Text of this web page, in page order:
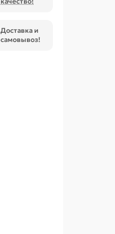
Доставка и
самовывоз!